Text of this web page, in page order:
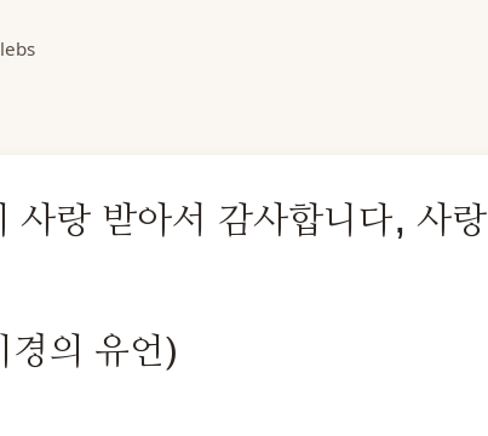
사랑 받아서 감사합니다, 사
경의 유언)